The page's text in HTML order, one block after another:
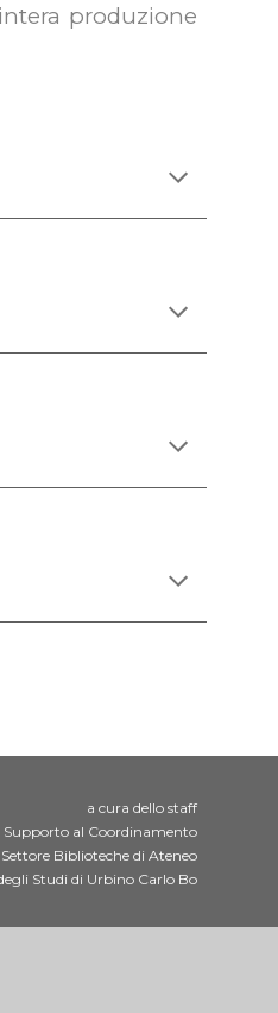
produzione
a cura dello staff
Supporto al Coordinamento
Biblioteche di Ateneo
Studi di Urbino Carlo Bo